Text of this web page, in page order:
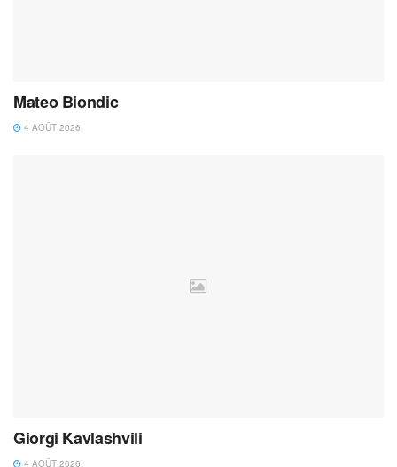
Mateo Biondic
4 AOÛT 2026
Giorgi Kavlashvili
4 AOÛT 2026